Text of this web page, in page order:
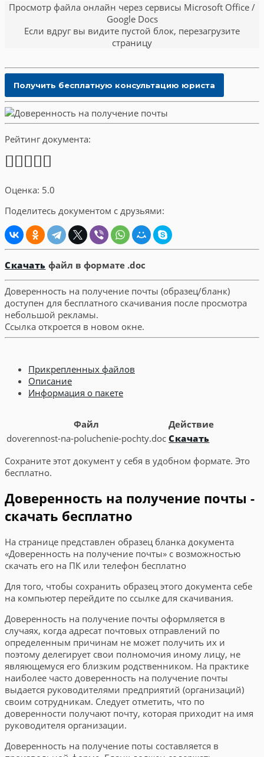
Просмотр файла онлайн через сервисы Microsoft Office /
Google Docs
Если вдруг вы видите пустой блок, перезагрузите
страницу
Рейтинг документа:
Оценка: 5.0
Поделитесь документом с друзьями:
Скачать файл в формате .doc
Доверенность на получение почты (образец/бланк)
доступен для бесплатного скачивания после просмотра
небольшой рекламы.
Ссылка откроется в новом окне.
Прикрепленных файлов
Описание
Информация о пакете
Файл
Действие
doverennost-na-poluchenie-pochty.doc Скачать
Сохраните этот документ у себя в удобном формате. Это
бесплатно.
Доверенность на получение почты -
скачать бесплатно
На странице представлен образец бланка документа
«Доверенность на получение почты» с возможностью
скачать его на ПК или телефон бесплатно
Для того, чтобы сохранить образец этого документа себе
на компьютер перейдите по ссылке для скачивания.
Доверенность на получение почты оформляется в
случаях, когда адресат почтовых отправлений по
определенным причинам не может получить их и
поэтому делегирует свои полномочия иному лицу, не
являющемуся его близким родственником. На практике
наиболее часто доверенность на получение почты
выдается руководителями предприятий (организаций)
своим сотрудникам. Следует отметить, что по
доверенности получают почту, которая приходит на имя
руководителя организации.
Доверенность на получение поты составляется в